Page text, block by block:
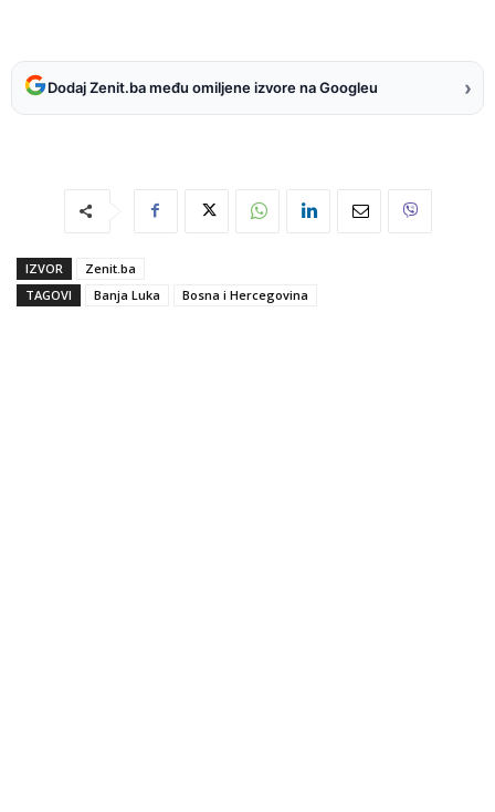
Dodaj Zenit.ba među omiljene izvore na Googleu ›
IZVOR
Zenit.ba
TAGOVI
Banja Luka Bosna i Hercegovina